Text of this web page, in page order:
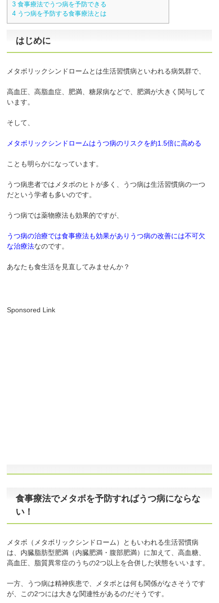
3 食事療法でうつ病を予防できる
4 うつ病を予防する食事療法とは
はじめに
メタボリックシンドロームとは生活習慣病といわれる病気群で、
高血圧、高脂血症、肥満、糖尿病などで、肥満が大きく関与して
います。
そして、
メタボリックシンドロームはうつ病のリスクを約1.5倍に高める
ことも明らかになっています。
うつ病患者ではメタボのヒトが多く、うつ病は生活習慣病の一つ
だという学者も多いのです。
うつ病では薬物療法も効果的ですが、
うつ病の治療では食事療法も効果がありうつ病の改善には不可欠
な治療法なのです。
あなたも食生活を見直してみませんか？
Sponsored Link
食事療法でメタボを予防すればうつ病にならな
い！
メタボ（メタボリックシンドローム）ともいわれる生活習慣病
は、内臓脂肪型肥満（内臓肥満・腹部肥満）に加えて、高血糖、
高血圧、脂質異常症のうちの2つ以上を合併した状態をいいます。
一方、うつ病は精神疾患で、メタボとは何も関係がなさそうです
が、この2つには大きな関連性があるのだそうです。